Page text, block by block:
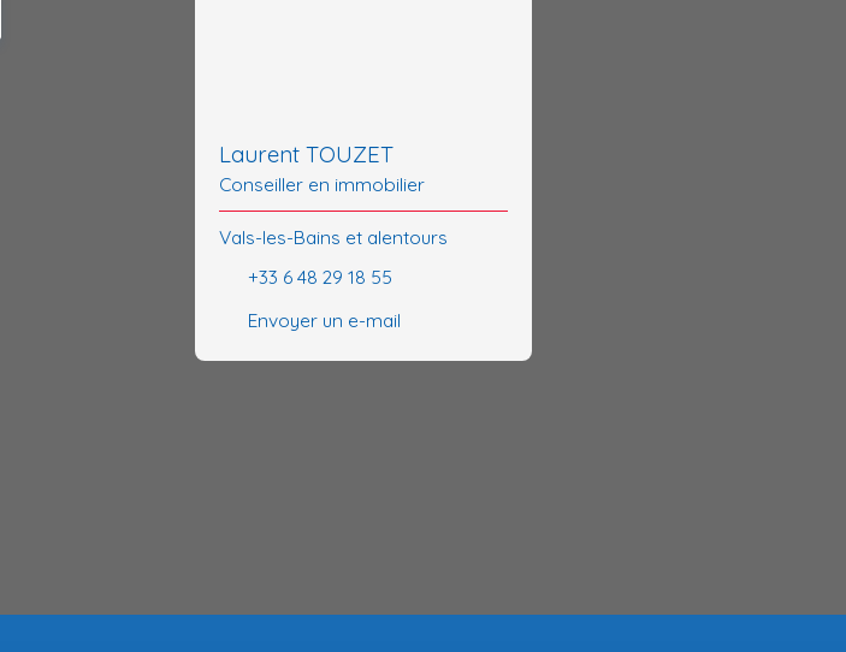
Laurent TOUZET
Conseiller en immobilier
Vals-les-Bains et alentours
+33 6 48 29 18 55
Envoyer un e-mail